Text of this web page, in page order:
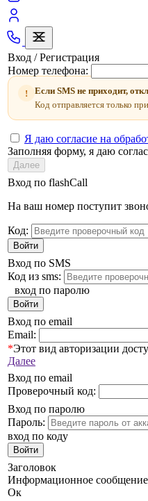
Вход / Регистрация
Номер телефона:
!
Если SMS не приходит,
Код отправляется только
Я даю согласие на
Заполняя форму, я даю
Далее
Вход по flashCall
На ваш номер поступит
Код:
Войти
Вход по SMS
Код из sms:
вход по паролю
Войти
Вход по email
Email:
*Этот вид авторизации
Далее
Вход по email
Проверочный код:
Вход по паролю
Пароль:
вход по коду
Войти
Заголовок
Информационное сообщение
Ок